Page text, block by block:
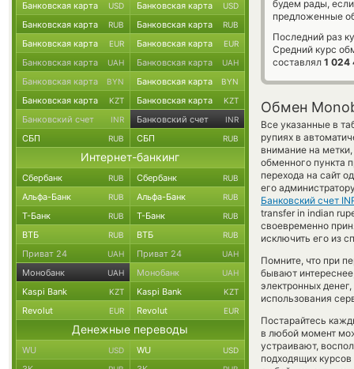
будем рады,
предложенные
Последний раз
Средний курс
составлял 1 024
Обмен
Все указанные в
рупиях в
внимание на
обменного пункта
перехода на сайт
его
Банковский счет
transfer in indian
своевременно
исключить его из
Помните, что при
бывают
электронных
использования
Постарайтесь
в любой момент
устраивают,
подходящих
Банковская карта USD Банковская карта USD
Банковская карта RUB Банковская карта RUB
Банковская карта EUR Банковская карта EUR
Банковская карта UAH Банковская карта UAH
Банковская карта BYN Банковская карта BYN
Банковская карта KZT Банковская карта KZT
Банковский счет INR Банковский счет INR
СБП RUB СБП RUB
Интернет-банкинг
Сбербанк RUB Сбербанк RUB
Альфа-Банк RUB Альфа-Банк RUB
Т-Банк RUB Т-Банк RUB
ВТБ RUB ВТБ RUB
Приват 24 UAH Приват 24 UAH
Монобанк UAH Монобанк UAH
Kaspi Bank KZT Kaspi Bank KZT
Revolut EUR Revolut EUR
Денежные переводы
WU USD WU USD